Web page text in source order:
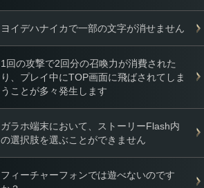
ヨイデハナイカで一部の文字が消せません
1回の攻撃で2回分の召喚力が消費された
り、プレイ中にTOP画面に飛ばされてしま
うことが多々発生します
ガラホ端末において、ストーリーFlash内
の選択肢を選ぶことができません
フィーチャーフォンでは遊べないのです